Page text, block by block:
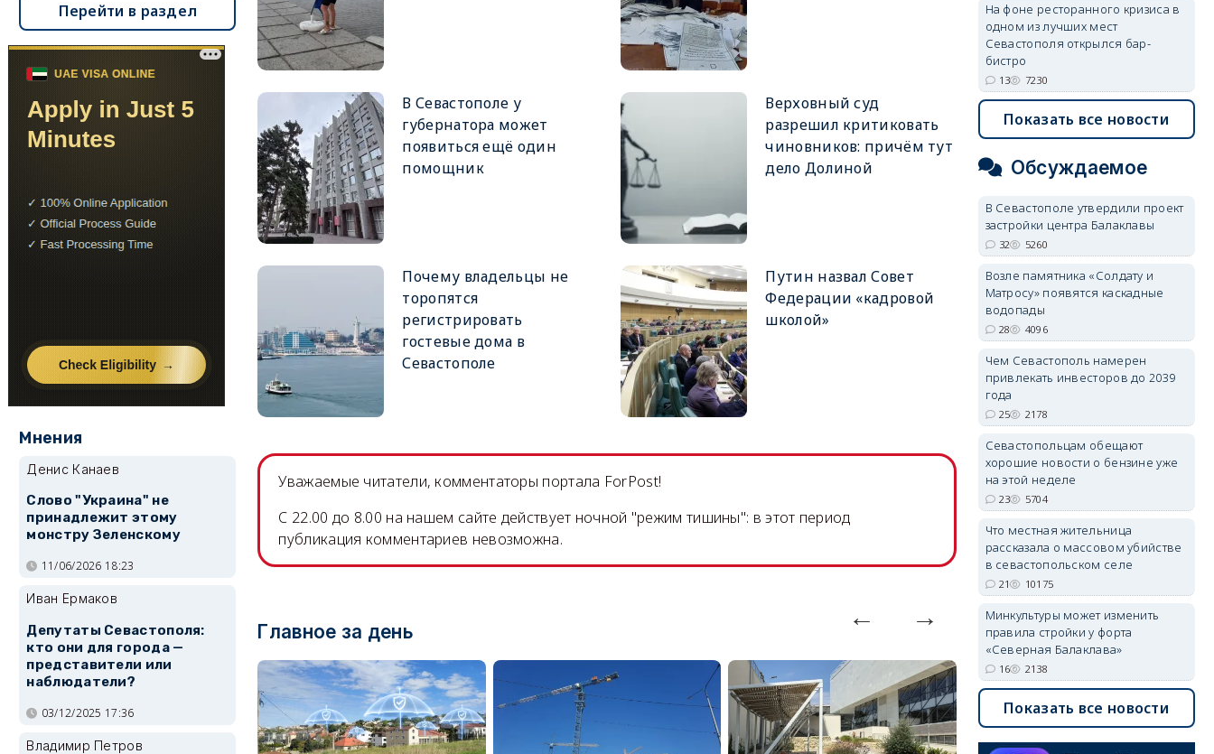
В Севастополе у
губернатора может
появиться ещё один
помощник
Верховный суд
разрешил критиковать
чиновников: причём тут
дело Долиной
Почему владельцы не
торопятся
регистрировать
гостевые дома в
Севастополе
Путин назвал Совет
Федерации «кадровой
школой»
Уважаемые читатели, комментаторы портала ForPost!
C 22.00 до 8.00 на нашем сайте действует ночной "режим тишины": в этот период
публикация комментариев невозможна.
Главное за день
Перейти в раздел
Мнения
Денис Канаев
Слово "Украина" не
принадлежит этому
монстру Зеленскому
11/06/2026 18:23
Иван Ермаков
Депутаты Севастополя:
кто они для города —
представители или
наблюдатели?
03/12/2025 17:36
Владимир Петров
На фоне ресторанного кризиса в
одном из лучших мест
Севастополя открылся бар-
бистро
13 7230
Показать все новости
Обсуждаемое
В Севастополе утвердили проект
застройки центра Балаклавы
32 5260
Возле памятника «Солдату и
Матросу» появятся каскадные
водопады
28 4096
Чем Севастополь намерен
привлекать инвесторов до 2039
года
25 2178
Севастопольцам обещают
хорошие новости о бензине уже
на этой неделе
23 5704
Что местная жительница
рассказала о массовом убийстве
в севастопольском селе
21 10175
Минкультуры может изменить
правила стройки у форта
«Северная Балаклава»
16 2138
Показать все новости